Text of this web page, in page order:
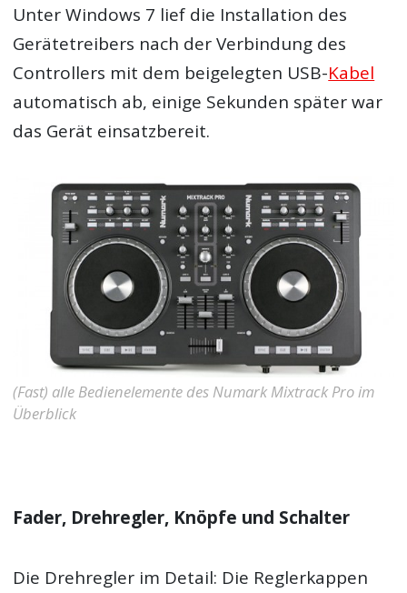
Unter Windows 7 lief die Installation des
Gerätetreibers nach der Verbindung des
Controllers mit dem beigelegten USB-Kabel
automatisch ab, einige Sekunden später war
das Gerät einsatzbereit.
(Fast) alle Bedienelemente des Numark Mixtrack Pro im
Überblick
Fader, Drehregler, Knöpfe und Schalter
Die Drehregler im Detail: Die Reglerkappen